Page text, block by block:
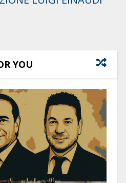
YOU